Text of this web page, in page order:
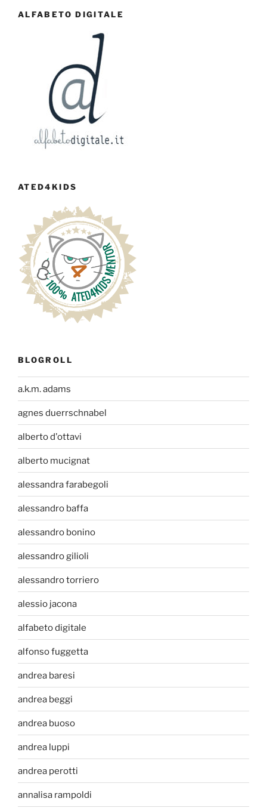
ALFABETO DIGITALE
ATED4KIDS
BLOGROLL
a.k.m. adams
agnes duerrschnabel
alberto d'ottavi
alberto mucignat
alessandra farabegoli
alessandro baffa
alessandro bonino
alessandro gilioli
alessandro torriero
alessio jacona
alfabeto digitale
alfonso fuggetta
andrea baresi
andrea beggi
andrea buoso
andrea luppi
andrea perotti
annalisa rampoldi